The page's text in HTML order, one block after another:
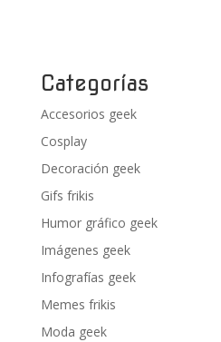
Categorías
Accesorios geek
Cosplay
Decoración geek
Gifs frikis
Humor gráfico geek
Imágenes geek
Infografías geek
Memes frikis
Moda geek